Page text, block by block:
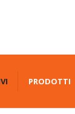
PRODOTTI